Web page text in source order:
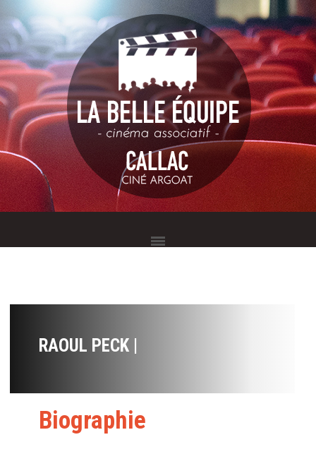
RAOUL PECK |
Biographie